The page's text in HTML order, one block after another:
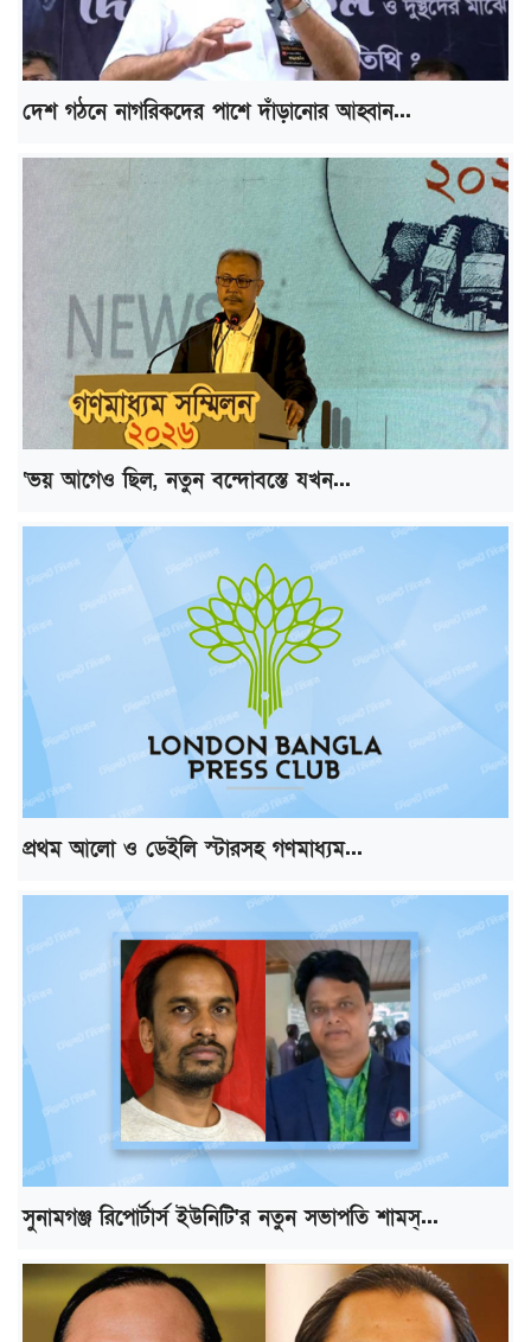
দেশ গঠনে নাগরিকদের পাশে দাঁড়ানোর আহ্বান...
‘ভয় আগেও ছিল, নতুন বন্দোবস্তে যখন...
প্রথম আলো ও ডেইলি স্টারসহ গণমাধ্যম...
সুনামগঞ্জ রিপোর্টার্স ইউনিটি'র নতুন সভাপতি শামস্...